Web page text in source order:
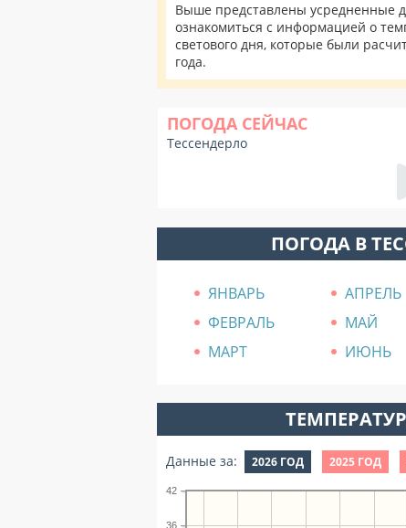
Выше представлены усредненные
ознакомиться с информацией о
светового дня, которые были
года.
ПОГОДА СЕЙЧАС
Тессендерло
ПОГОДА В
ЯНВАРЬ АПРЕЛЬ
ФЕВРАЛЬ
МАЙ
МАРТ
ИЮНЬ
Данные за: 2026 ГОД 2025 ГОД
36
42